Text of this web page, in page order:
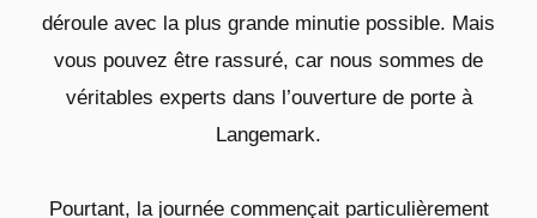
déroule avec la plus grande minutie possible. Mais
vous pouvez être rassuré, car nous sommes de
véritables experts dans l’ouverture de porte à
Langemark.
Pourtant, la journée commençait particulièrement